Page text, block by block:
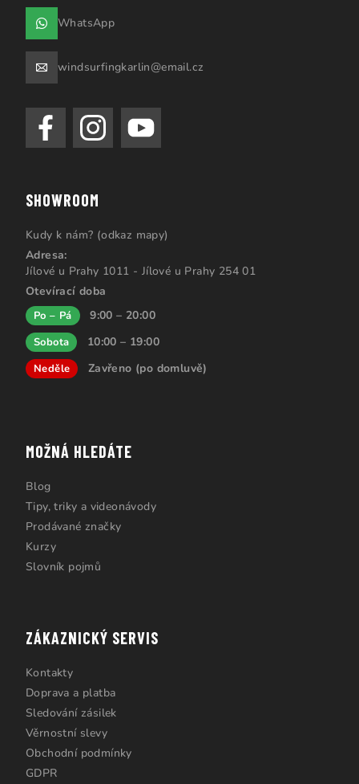
WhatsApp
windsurfingkarlin@email.cz
SHOWROOM
Kudy k nám? (odkaz mapy)
Adresa:
Jílové u Prahy 1011 - Jílové u Prahy 254 01
Otevírací doba
Po – Pá 9:00 – 20:00
Sobota 10:00 – 19:00
Neděle Zavřeno (po domluvě)
MOŽNÁ HLEDÁTE
Blog
Tipy, triky a videonávody
Prodávané značky
Kurzy
Slovník pojmů
ZÁKAZNICKÝ SERVIS
Kontakty
Doprava a platba
Sledování zásilek
Věrnostní slevy
Obchodní podmínky
GDPR